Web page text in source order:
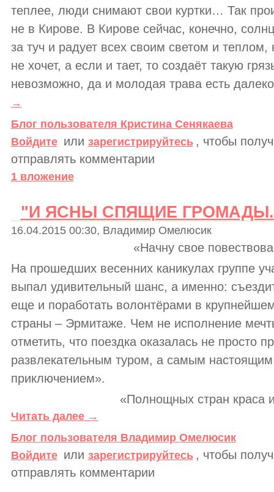
теплее, люди снимают свои куртки… Так
не в Кирове. В Кирове сейчас, конечно,
за туч и радует всех своим светом и теплом,
не хочет, а если и тает, то создаёт такую
невозможно, да и молодая трава есть
→
Блог пользователя Кристина Сенякаева
Войдите или зарегистрируйтесь , чтобы
отправлять комментарии
1 вложение
"И ЯСНЫ СПЯЩИЕ
16.04.2015 00:30, Владимир Омелюсик
«Начну свое
На прошедших весенних каникулах группе
выпал удивительный шанс, а именно:
еще и поработать волонтёрами в
страны – Эрмитаже. Чем не исполнение
отметить, что поездка оказалась не просто
развлекательным туром, а самым
приключением».
«Полнощных стран краса
Читать далее →
Блог пользователя Владимир Омелюсик
Войдите или зарегистрируйтесь , чтобы
отправлять комментарии